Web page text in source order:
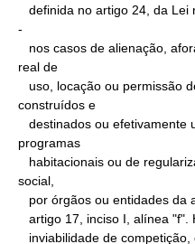
-
real de
construídos e
programas
social,